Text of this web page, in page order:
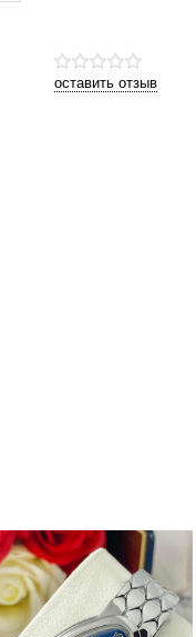
оставить отзыв